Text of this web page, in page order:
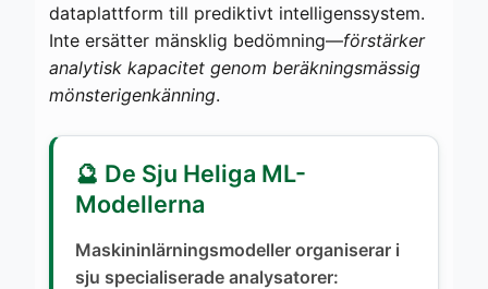
dataplattform till prediktivt intelligenssystem.
Inte ersätter mänsklig bedömning—förstärker
analytisk kapacitet genom beräkningsmässig
mönsterigenkänning.
🔮 De Sju Heliga ML-
Modellerna
Maskininlärningsmodeller organiserar i
sju specialiserade analysatorer: